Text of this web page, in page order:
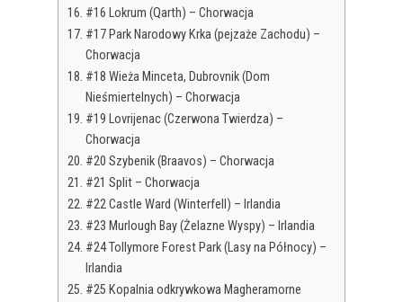
#16 Lokrum (Qarth) – Chorwacja
#17 Park Narodowy Krka (pejzaże Zachodu) –
Chorwacja
#18 Wieża Minceta, Dubrovnik (Dom
Nieśmiertelnych) – Chorwacja
#19 Lovrijenac (Czerwona Twierdza) –
Chorwacja
#20 Szybenik (Braavos) – Chorwacja
#21 Split – Chorwacja
#22 Castle Ward (Winterfell) – Irlandia
#23 Murlough Bay (Żelazne Wyspy) – Irlandia
#24 Tollymore Forest Park (Lasy na Północy) –
Irlandia
#25 Kopalnia odkrywkowa Magheramorne